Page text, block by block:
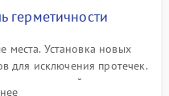
герметичности
места. Установка новых
для исключения протечек.
системы,